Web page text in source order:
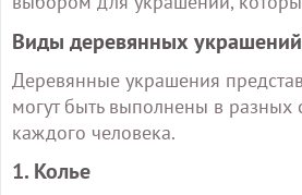
Виды деревянных украшений
Деревянные украшения
могут быть выполнены в разных
каждого человека.
1. Колье